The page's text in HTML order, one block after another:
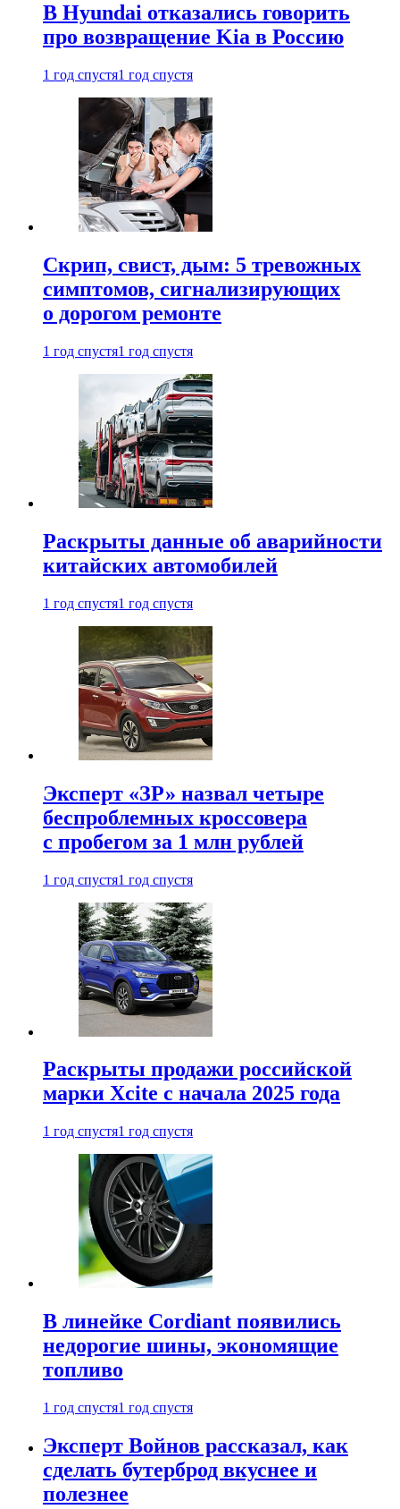
В Hyundai отказались говорить
про возвращение Kia в Россию
1 год спустя1 год спустя
Скрип, свист, дым: 5 тревожных
симптомов, сигнализирующих
о дорогом ремонте
1 год спустя1 год спустя
Раскрыты данные об аварийности
китайских автомобилей
1 год спустя1 год спустя
Эксперт «ЗР» назвал четыре
беспроблемных кроссовера
с пробегом за 1 млн рублей
1 год спустя1 год спустя
Раскрыты продажи российской
марки Xcite с начала 2025 года
1 год спустя1 год спустя
В линейке Cordiant появились
недорогие шины, экономящие
топливо
1 год спустя1 год спустя
Эксперт Войнов рассказал, как
сделать бутерброд вкуснее и
полезнее